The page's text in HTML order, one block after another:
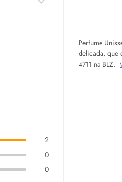
Perfume
delicada, que
4711 na BLZ.
2
0
0